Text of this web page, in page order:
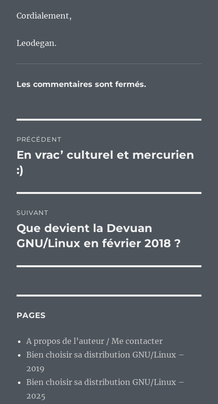
Cordialement,
Leodegan.
Les commentaires sont fermés.
de
l’article
PRÉCÉDENT
Publication
précédente :
En vrac’ culturel et mercurien
:)
SUIVANT
Publication
suivante :
Que devient la Devuan
GNU/Linux en février 2018 ?
PAGES
A propos de l’auteur / Me contacter
Bien choisir sa distribution GNU/Linux –
2019
Bien choisir sa distribution GNU/Linux –
2025